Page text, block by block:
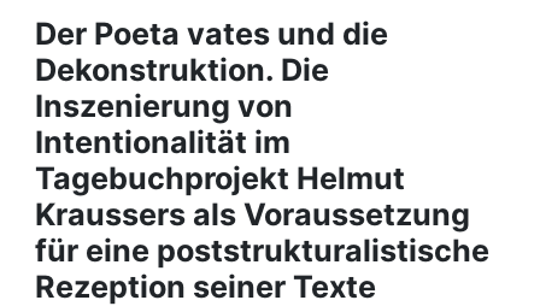
Projects
People
Institutions
Awards
My FIS
Der Poeta vates und die
Dekonstruktion. Die
Inszenierung von
Intentionalität im
Tagebuchprojekt Helmut
Kraussers als Voraussetzung
für eine poststrukturalistische
Rezeption seiner Texte